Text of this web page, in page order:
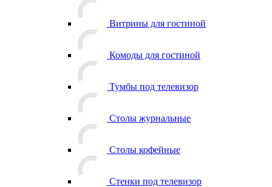
Витрины для гостиной
Комоды для гостиной
Тумбы под телевизор
Столы журнальные
Столы кофейные
Стенки под телевизор